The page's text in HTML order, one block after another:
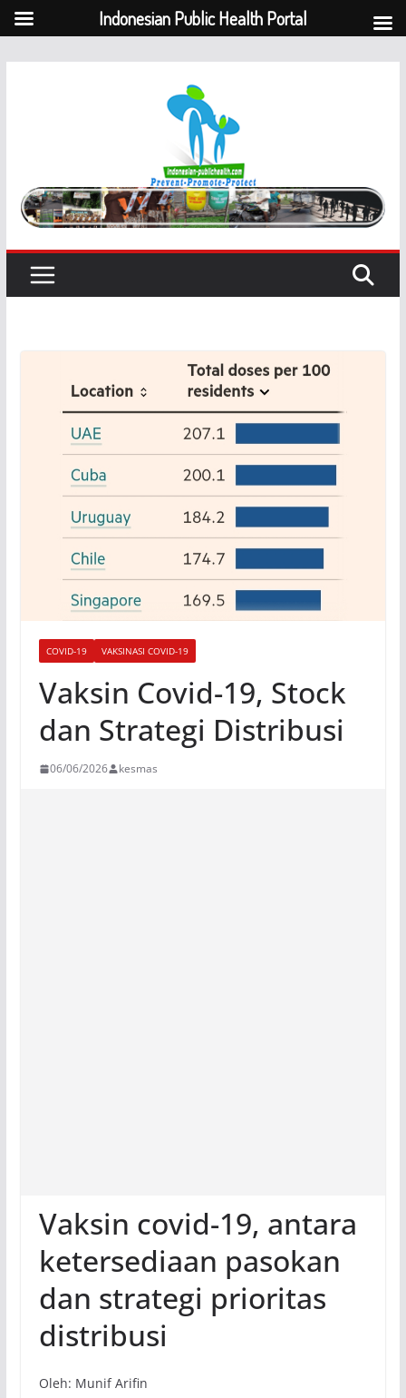
COVID-19 VAKSINASI COVID-19
Vaksin Covid-19, Stock
dan Strategi Distribusi
06/06/2026 kesmas
Vaksin covid-19, antara
ketersediaan pasokan
dan strategi prioritas
distribusi
Oleh: Munif Arifin
Indonesian Public Health Portal